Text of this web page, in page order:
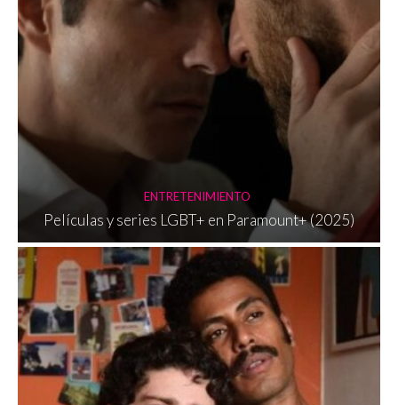
ENTRETENIMIENTO
Películas y series LGBT+ en Paramount+ (2025)